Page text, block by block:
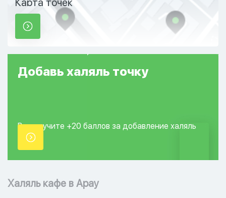
Карта точек
Добавь халяль точку
Вы получите +20 баллов за добавление халяль
точки.
Халяль кафе в Арау